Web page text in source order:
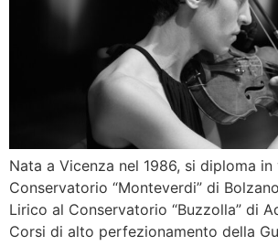
Nata a Vicenza nel 1986, si diploma
Conservatorio “Monteverdi” di
Lirico al Conservatorio “Buzzolla” di
Corsi di alto perfezionamento della